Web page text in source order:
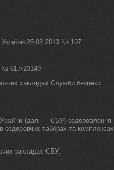
25.03.2013 № 107
№ 617/23149
закладах Служби безпеки
України (далі — СБУ) оздоровлення
оздоровчих таборах та комплексах
закладах СБУ: